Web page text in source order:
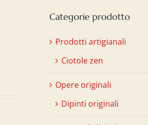
Categorie prodotto
Prodotti artigianali
Ciotole zen
Opere originali
Dipinti originali